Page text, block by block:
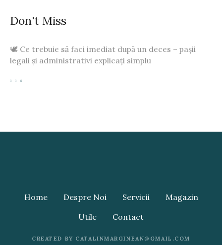
Don't Miss
🕊️ Ce trebuie să faci imediat după un deces – pașii
legali și administrativi explicați simplu
Home Despre Noi Servicii
Magazin
Utile
Contact
CREATED BY CATALINMARGINEAN@GMAIL.COM